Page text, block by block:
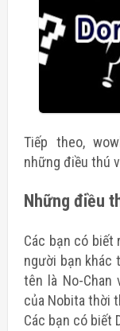
Tiếp theo,
những điều thú
Những điều
Các bạn có biết
người bạn khác
tên là No-Chan
của Nobita thời
Các bạn có biết